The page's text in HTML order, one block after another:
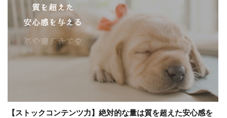
【ストックコンテンツ力】絶対的な量は質を超えた安心感を